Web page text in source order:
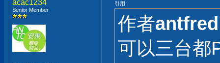
acac1234
Senior Member
引用:
作者antfred
可以三台都